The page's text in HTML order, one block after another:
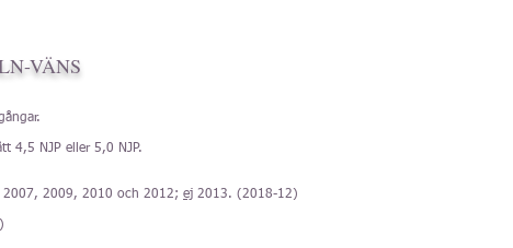
VÄNS
4,5 NJP eller 5,0 NJP.
2009, 2010 och 2012; ej 2013. (2018-12)